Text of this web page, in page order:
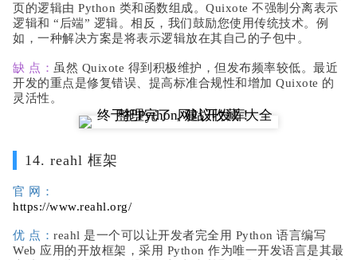
页的逻辑由 Python 类和函数组成。Quixote 不强制分离表示
逻辑和 “后端” 逻辑。相反，我们鼓励您使用传统技术。例
如，一种解决方案是将表示逻辑放在其自己的子包中。
缺 点： 虽然 Quixote 得到积极维护，但发布频率较低。最近
开发的重点是修复错误、提高标准合规性和增加 Quixote 的
灵活性。
14. reahl 框架
官 网：
https://www.reahl.org/
优 点： reahl 是一个可以让开发者完全用 Python 语言编写
Web 应用的开放框架，采用 Python 作为唯一开发语言是其最